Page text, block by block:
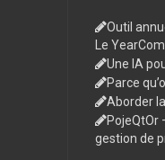
Outil
Le
Une IA
Parce
Aborder
PojeQtOr
gestion de